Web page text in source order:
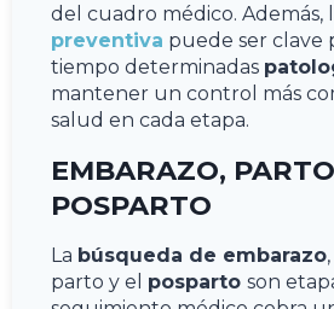
del cuadro médico. Además,
preventiva puede ser clave
tiempo determinadas
mantener un control más
salud en cada etapa.
EMBARAZO,
POSPARTO
La búsqueda de embarazo
parto y el posparto son